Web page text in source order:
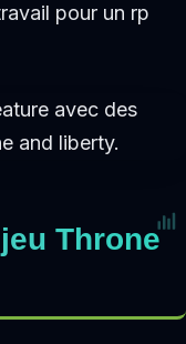
pour un rp
Throne